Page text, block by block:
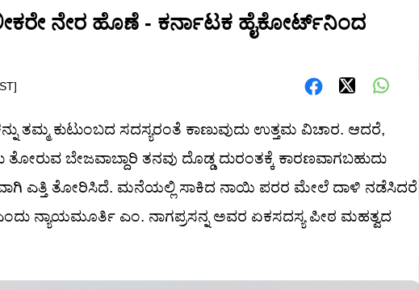
ನೇರ ಹೊಣೆ - ಕರ್ನಾಟಕ ಹೈಕೋರ್ಟ್‌ನಿಂದ
ತಮ್ಮ ಕುಟುಂಬದ ಸದಸ್ಯರಂತೆ ಕಾಣುವುದು ಉತ್ತಮ ವಿಚಾರ. ಆದರೆ,
ಬೇಜವಾಬ್ದಾರಿ ತನವು ದೊಡ್ಡ ದುರಂತಕ್ಕೆ ಕಾರಣವಾಗಬಹುದು
ಎತ್ತಿ ತೋರಿಸಿದೆ. ಮನೆಯಲ್ಲಿ ಸಾಕಿದ ನಾಯಿ ಪರರ ಮೇಲೆ ದಾಳಿ ನಡೆಸಿದರೆ
ನ್ಯಾಯಮೂರ್ತಿ ಎಂ. ನಾಗಪ್ರಸನ್ನ ಅವರ ಏಕಸದಸ್ಯ ಪೀಠ ಮಹತ್ವದ